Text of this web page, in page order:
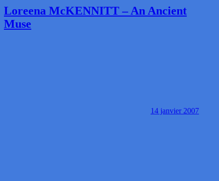
Loreena McKENNITT – An Ancient
Muse
14 janvier 2007